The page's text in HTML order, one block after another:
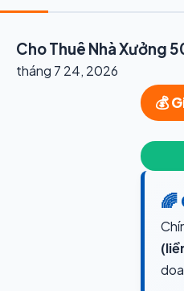
Cho Thuê Nhà Xưởng
tháng 7 24, 2026
💰
🌈